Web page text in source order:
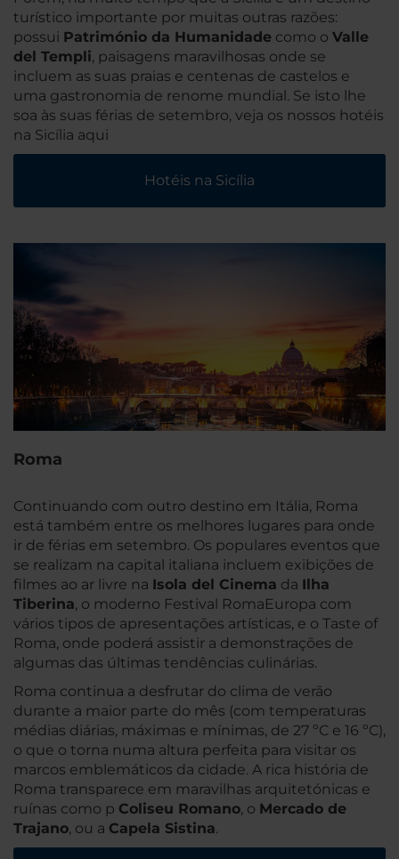
turístico importante por muitas outras razões:
possui Património da Humanidade como o Valle
del Templi, paisagens maravilhosas onde se
incluem as suas praias e centenas de castelos e
uma gastronomia de renome mundial. Se isto lhe
soa às suas férias de setembro, veja os nossos hotéis
na Sicília aqui
Hotéis na Sicília
Roma
Continuando com outro destino em Itália, Roma
está também entre os melhores lugares para onde
ir de férias em setembro. Os populares eventos que
se realizam na capital italiana incluem exibições de
filmes ao ar livre na Isola del Cinema da Ilha
Tiberina, o moderno Festival RomaEuropa com
vários tipos de apresentações artísticas, e o Taste of
Roma, onde poderá assistir a demonstrações de
algumas das últimas tendências culinárias.
Roma continua a desfrutar do clima de verão
durante a maior parte do mês (com temperaturas
médias diárias, máximas e mínimas, de 27 ºC e 16 ºC),
o que o torna numa altura perfeita para visitar os
marcos emblemáticos da cidade. A rica história de
Roma transparece em maravilhas arquitetónicas e
ruínas como p Coliseu Romano, o Mercado de
Trajano, ou a Capela Sistina.